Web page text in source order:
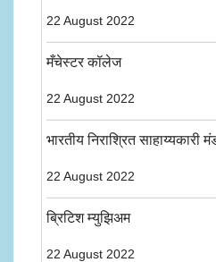
22 August 2022
मँचेस्टर कॉलेज
22 August 2022
भारतीय निराश्रित साहाय्यकारी
22 August 2022
ब्रिटिश म्युझिअम
22 August 2022